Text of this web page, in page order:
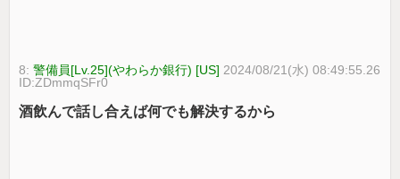
8:警備員[Lv.25](やわらか銀行) [US] 2024/08/21(水) 08:49:55.26
ID:ZDmmqSFr0
酒飲んで話し合えば何でも解決するから